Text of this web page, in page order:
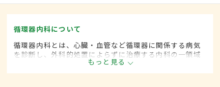
循環器内科について
循環器内科とは、心臓・血管など循環器に関係する病気
を診断し、外科的処置によらずに治療する内科の一領域
です。平成20年4月の制度改正前は、循環器科と呼ばれ
ていました。
もっと見る